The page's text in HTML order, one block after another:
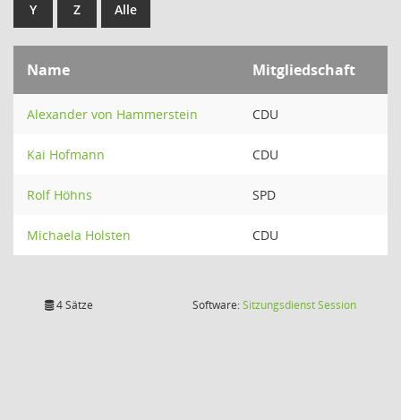
Y Z Alle
Name Mitgliedschaft
Alexander von Hammerstein CDU
Kai Hofmann CDU
Rolf Höhns SPD
Michaela Holsten CDU
4 Sätze Software:SitzungsdienstSession(Wird in